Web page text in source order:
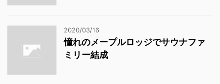
2020/03/16
憧れのメープルロッジでサウナファ
ミリー結成